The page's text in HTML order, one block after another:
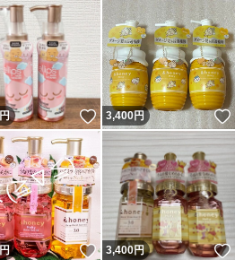
！
円 いいね！
3,400円
！
円 いいね！
3,400円